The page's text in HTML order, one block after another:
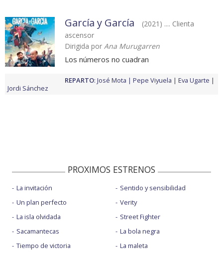
García y García
(2021) .... Clienta
ascensor
Dirigida por Ana Murugarren
Los números no cuadran
REPARTO: José Mota Pepe Viyuela
Eva Ugarte
Jordi Sánchez
PROXIMOS ESTRENOS
La invitación
Un plan perfecto
La isla olvidada
Sacamantecas
Tiempo de victoria
Sentido y sensibilidad
Verity
Street Fighter
La bola negra
La maleta